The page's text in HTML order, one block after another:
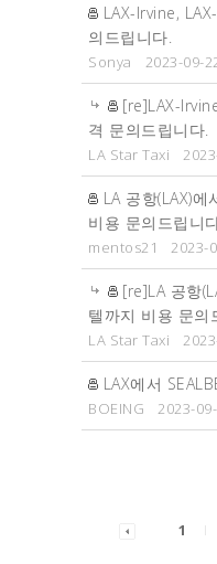
LAX-Irvine,
의드립니다.
Sonya 2023-09-
[re]LAX-
격 문의드립니다.
LA Star Taxi
LA 공항(LAX)
비용 문의드립니
mentos21 2023-
[re]LA 공항
텔까지 비용 문의
LA Star Taxi
LAX에서
BOEING 2023-
1